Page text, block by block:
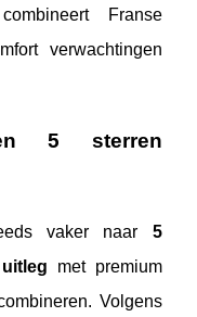
Franse
verwachtingen
5 sterren
vaker naar 5
met premium
Volgens